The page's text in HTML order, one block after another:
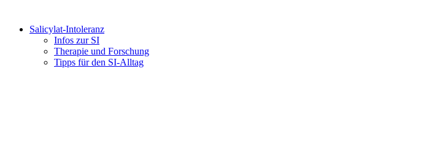
Salicylat-Intoleranz
Infos zur SI
Therapie und Forschung
Tipps für den SI-Alltag